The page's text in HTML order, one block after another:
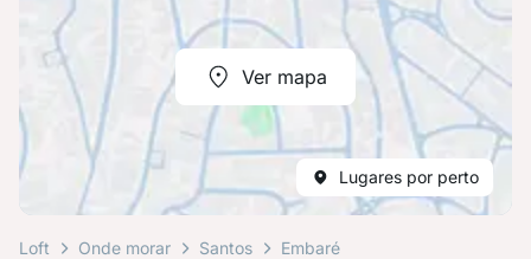
Ver mapa
Lugares por perto
Loft Onde morar Santos Embaré